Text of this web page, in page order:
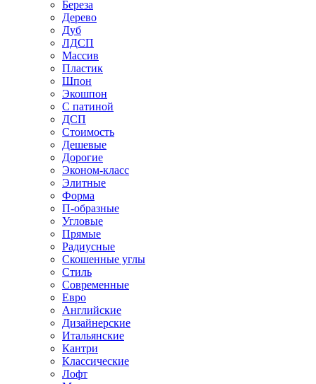
Береза
Дерево
Дуб
ЛДСП
Массив
Пластик
Шпон
Экошпон
С патиной
ДСП
Стоимость
Дешевые
Дорогие
Эконом-класс
Элитные
Форма
П-образные
Угловые
Прямые
Радиусные
Скошенные углы
Стиль
Современные
Евро
Английские
Дизайнерские
Итальянские
Кантри
Классические
Лофт